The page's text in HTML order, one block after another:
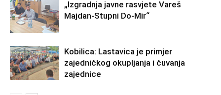
„Izgradnja javne rasvjete Vareš
Majdan-Stupni Do-Mir“
Kobilica: Lastavica je primjer
zajedničkog okupljanja i čuvanja
zajednice